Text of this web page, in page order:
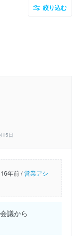
絞り込む
15日
16年前 / 営業アシ
議から